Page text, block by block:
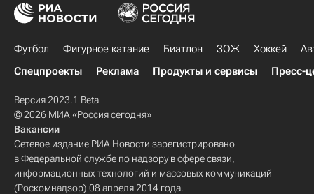
Футбол Фигурное катание Биатлон ЗОЖ Хоккей
Спецпроекты
Реклама Продукты и сервисы Пресс-
Версия 2023.1 Beta
© 2026 МИА «Россия сегодня»
Вакансии
Сетевое издание РИА Новости зарегистрировано
в Федеральной службе по надзору в сфере связи,
информационных технологий и массовых коммуникаций
(Роскомнадзор) 08 апреля 2014 года.